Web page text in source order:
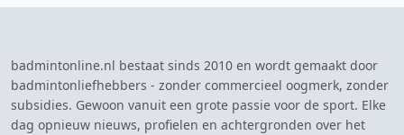
badmintonline.nl bestaat sinds 2010 en wordt gemaakt door
badmintonliefhebbers - zonder commercieel oogmerk, zonder
subsidies. Gewoon vanuit een grote passie voor de sport. Elke
dag opnieuw nieuws, profielen en achtergronden over het